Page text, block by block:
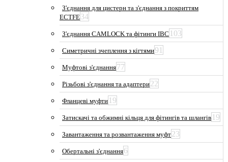
З'єднання для цистерн та з'єднання з покриттям
ECTFE34
З'єднання CAMLOCK та фітинги IBC 103
Симетричні зчеплення з кігтями91
Муфтові з'єднання77
Різьбові з'єднання та адаптери22
Фланцеві муфти 19
Затискачі та обжимні кільця для фітингів та шлангів 19
Завантаження та розвантаження муфт23
Обертальні з'єднання6